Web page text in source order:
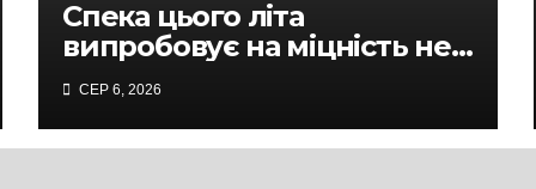
Спека цього літа
випробовує на міцність не
лише людей, а й дороги
Черкас
СЕР 6, 2026